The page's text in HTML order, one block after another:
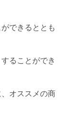
できるととも
ることができ
オススメの商